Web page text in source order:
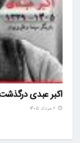
اکبر عبدی